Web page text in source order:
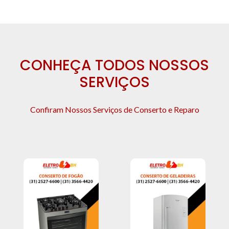
CONHEÇA TODOS NOSSOS
SERVIÇOS
Confiram Nossos Serviços de Conserto e Reparo